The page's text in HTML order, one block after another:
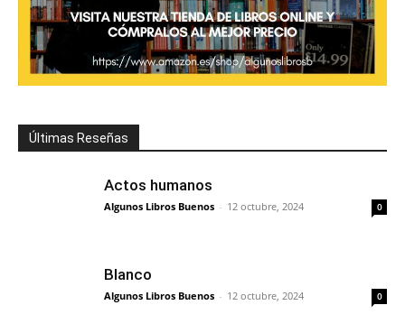
Últimas Reseñas
Actos humanos
Algunos Libros Buenos - 12 octubre, 2024 0
Blanco
Algunos Libros Buenos - 12 octubre, 2024 0